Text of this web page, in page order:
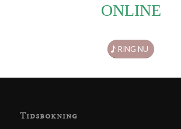
ONLINE
RING NU
Tidsbokning